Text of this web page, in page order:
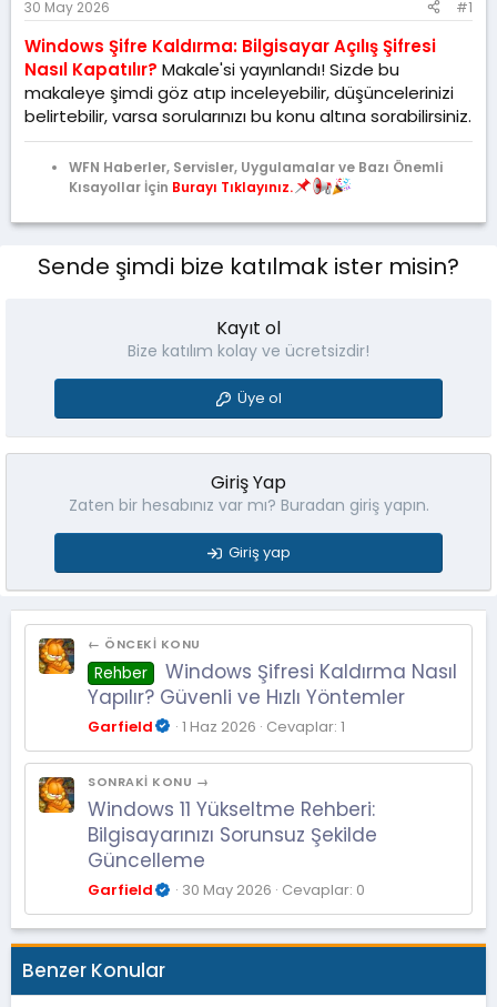
a
n
i
h
i
30 May 2026 #1
Windows Şifre Kaldırma: Bilgisayar Açılış Şifresi
Nasıl Kapatılır? Makale'si yayınlandı! Sizde bu
makaleye şimdi göz atıp inceleyebilir, düşüncelerinizi
belirtebilir, varsa sorularınızı bu konu altına sorabilirsiniz.
WFN Haberler, Servisler, Uygulamalar ve Bazı Önemli
Kısayollar İçin Burayı Tıklayınız.
Sende şimdi bize katılmak ister misin?
Kayıt ol
Bize katılım kolay ve ücretsizdir!
Üye ol
Giriş Yap
Zaten bir hesabınız var mı? Buradan giriş yapın.
Giriş yap
← ÖNCEKI KONU
Rehber
Windows Şifresi Kaldırma Nasıl
Yapılır? Güvenli ve Hızlı Yöntemler
Garfield 1 Haz 2026 Cevaplar: 1
SONRAKI KONU →
Windows 11 Yükseltme Rehberi:
Bilgisayarınızı Sorunsuz Şekilde
Güncelleme
Garfield 30 May 2026 Cevaplar: 0
Benzer Konular